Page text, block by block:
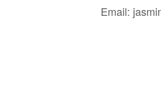
Email: